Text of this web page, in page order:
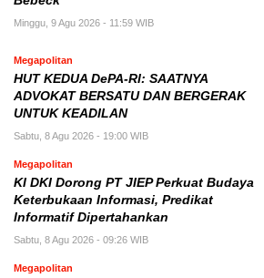
Minggu, 9 Agu 2026 - 11:59 WIB
Megapolitan
HUT KEDUA DePA-RI: SAATNYA
ADVOKAT BERSATU DAN BERGERAK
UNTUK KEADILAN
Sabtu, 8 Agu 2026 - 19:00 WIB
Megapolitan
KI DKI Dorong PT JIEP Perkuat Budaya
Keterbukaan Informasi, Predikat
Informatif Dipertahankan
Sabtu, 8 Agu 2026 - 09:26 WIB
Megapolitan